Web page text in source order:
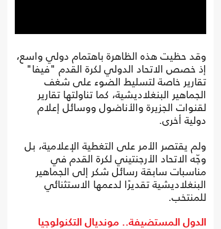
وقد حظيت هذه الظاهرة باهتمام دولي واسع،
إذ خصص الاتحاد الدولي لكرة القدم "فيفا"
تقارير خاصة لتسليط الضوء على شغف
الجماهير البنغلاديشية، كما تناولتها تقارير
لقنوات الجزيرة والأناضول ووسائل إعلام
دولية أخرى.
ولم يقتصر الأمر على التغطية الإعلامية، بل
وجّه الاتحاد الأرجنتيني لكرة القدم في
مناسبات سابقة رسائل شكر إلى الجماهير
البنغلاديشية تقديرًا لدعمها الاستثنائي
للمنتخب.
الدول المستضيفة.. مونديال التكنولوجيا